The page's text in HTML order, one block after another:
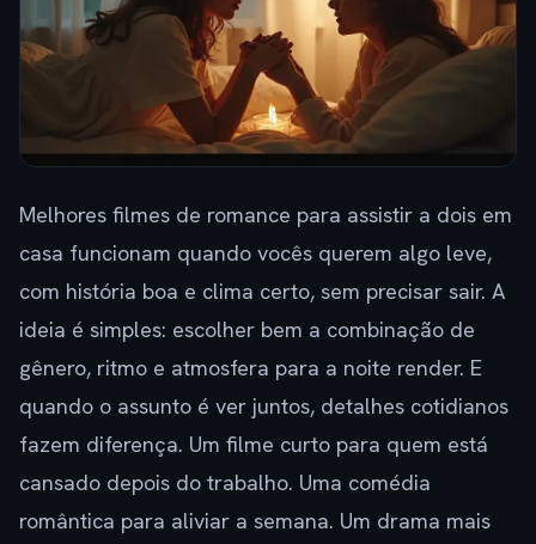
Melhores filmes de romance para assistir a dois em
casa funcionam quando vocês querem algo leve,
com história boa e clima certo, sem precisar sair. A
ideia é simples: escolher bem a combinação de
gênero, ritmo e atmosfera para a noite render. E
quando o assunto é ver juntos, detalhes cotidianos
fazem diferença. Um filme curto para quem está
cansado depois do trabalho. Uma comédia
romântica para aliviar a semana. Um drama mais